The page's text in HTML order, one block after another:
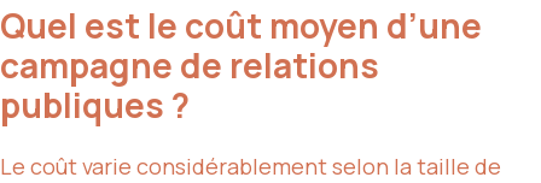
Quel est le coût moyen d’une
campagne de relations
publiques ?
Le coût varie considérablement selon la taille de